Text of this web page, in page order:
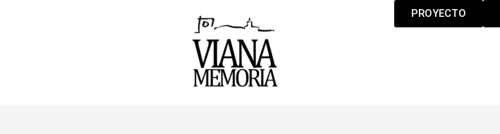
PROYECTO